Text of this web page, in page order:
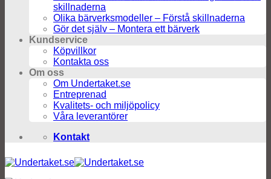
skillnaderna
Olika bärverksmodeller – Förstå skillnaderna
Gör det själv – Montera ett bärverk
Kundservice
Köpvillkor
Kontakta oss
Om oss
Om Undertaket.se
Entreprenad
Kvalitets- och miljöpolicy
Våra leverantörer
Kontakt